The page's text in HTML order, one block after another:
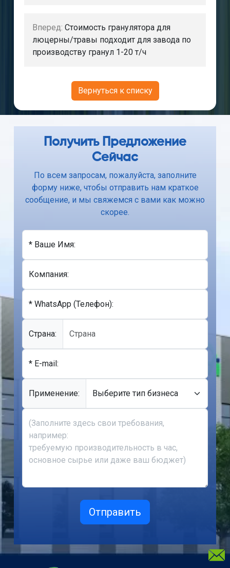
Вперед: Стоимость гранулятора для
люцерны/травы подходит для завода по
производству гранул 1-20 т/ч
Вернуться к списку
Получить Предложение
Сейчас
По всем запросам, пожалуйста, заполните
форму ниже, чтобы отправить нам краткое
сообщение, и мы свяжемся с вами как можно
скорее.
* Ваше Имя:
Компания:
* WhatsApp (Телефон):
Cтрана:
* E-mail:
Применение: